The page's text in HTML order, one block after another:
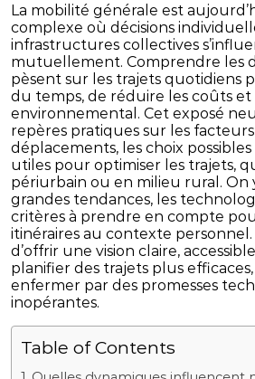
La mobilité générale est
complexe où décisions
infrastructures collectives
mutuellement. Comprendre les
pèsent sur les trajets quotidiens
du temps, de réduire les coûts et
environnemental. Cet exposé
repères pratiques sur les
déplacements, les choix
utiles pour optimiser les trajets,
périurbain ou en milieu rural. On
grandes tendances, les
critères à prendre en compte
itinéraires au contexte personnel.
d’offrir une vision claire,
planifier des trajets plus efficaces,
enfermer par des promesses
inopérantes.
Table of Contents